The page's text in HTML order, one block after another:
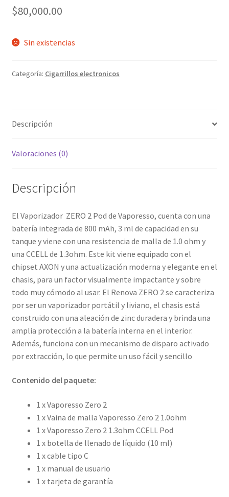
$80,000.00
Sin existencias
Categoría: Cigarrillos electronicos
Descripción
Valoraciones (0)
Descripción
El Vaporizador ZERO 2 Pod de Vaporesso, cuenta con una
batería integrada de 800 mAh, 3 ml de capacidad en su
tanque y viene con una resistencia de malla de 1.0 ohm y
una CCELL de 1.3ohm. Este kit viene equipado con el
chipset AXON y una actualización moderna y elegante en el
chasis, para un factor visualmente impactante y sobre
todo muy cómodo al usar. El Renova ZERO 2 se caracteriza
por ser un vaporizador portátil y liviano, el chasis está
construido con una aleación de zinc duradera y brinda una
amplia protección a la batería interna en el interior.
Además, funciona con un mecanismo de disparo activado
por extracción, lo que permite un uso fácil y sencillo
Contenido del paquete:
1 x Vaporesso Zero 2
1 x Vaina de malla Vaporesso Zero 2 1.0ohm
1 x Vaporesso Zero 2 1.3ohm CCELL Pod
1 x botella de llenado de líquido (10 ml)
1 x cable tipo C
1 x manual de usuario
1 x tarjeta de garantía